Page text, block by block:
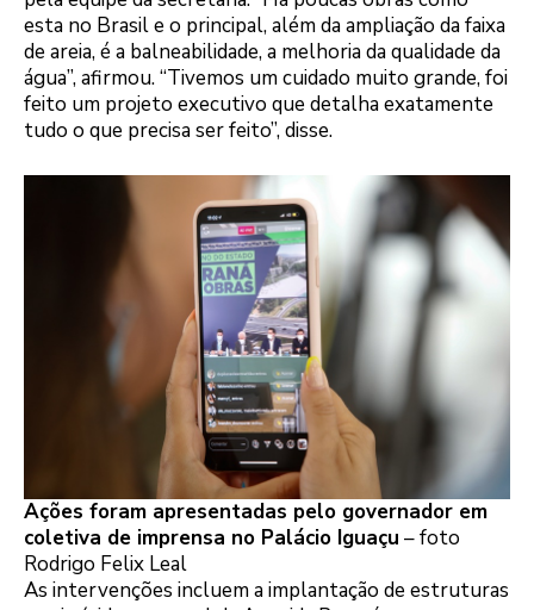
esta no Brasil e o principal, além da ampliação da faixa
de areia, é a balneabilidade, a melhoria da qualidade da
água”, afirmou. “Tivemos um cuidado muito grande, foi
feito um projeto executivo que detalha exatamente
tudo o que precisa ser feito”, disse.
Ações foram apresentadas pelo governador em
coletiva de imprensa no Palácio Iguaçu – foto
Rodrigo Felix Leal
As intervenções incluem a implantação de estruturas